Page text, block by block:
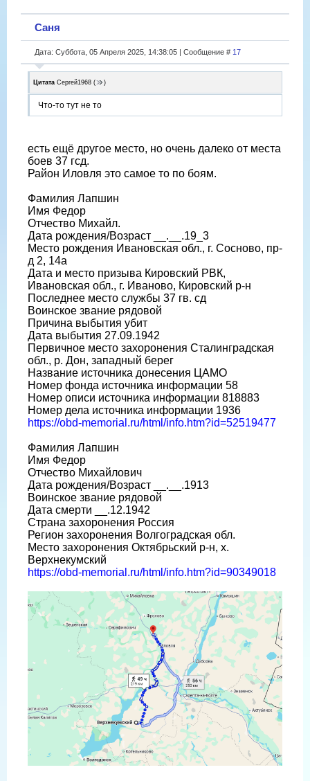
Саня
Дата: Суббота, 05 Апреля 2025, 14:38:05 | Сообщение # 17
Цитата Сергей1968 ( )
Что-то тут не то
есть ещё другое место, но очень далеко от места
боев 37 гсд.
Район Иловля это самое то по боям.
Фамилия Лапшин
Имя Федор
Отчество Михайл.
Дата рождения/Возраст __.__.19_3
Место рождения Ивановская обл., г. Сосново, пр-
д 2, 14а
Дата и место призыва Кировский РВК,
Ивановская обл., г. Иваново, Кировский р-н
Последнее место службы 37 гв. сд
Воинское звание рядовой
Причина выбытия убит
Дата выбытия 27.09.1942
Первичное место захоронения Сталинградская
обл., р. Дон, западный берег
Название источника донесения ЦАМО
Номер фонда источника информации 58
Номер описи источника информации 818883
Номер дела источника информации 1936
https://obd-memorial.ru/html/info.htm?id=52519477
Фамилия Лапшин
Имя Федор
Отчество Михайлович
Дата рождения/Возраст __.__.1913
Воинское звание рядовой
Дата смерти __.12.1942
Страна захоронения Россия
Регион захоронения Волгоградская обл.
Место захоронения Октябрьский р-н, х.
Верхнекумский
https://obd-memorial.ru/html/info.htm?id=90349018